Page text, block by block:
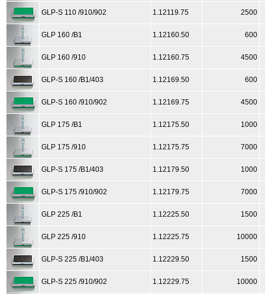
GLP-S 110 /910/902 1.12119.75 2500
GLP 160 /B1 1.12160.50 600
GLP 160 /910 1.12160.75 4500
GLP-S 160 /B1/403 1.12169.50 600
GLP-S 160 /910/902 1.12169.75 4500
GLP 175 /B1 1.12175.50 1000
GLP 175 /910 1.12175.75 7000
GLP-S 175 /B1/403 1.12179.50 1000
GLP-S 175 /910/902 1.12179.75 7000
GLP 225 /B1 1.12225.50 1500
GLP 225 /910 1.12225.75 10000
GLP-S 225 /B1/403 1.12229.50 1500
GLP-S 225 /910/902 1.12229.75 10000